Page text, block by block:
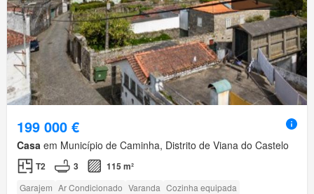
199 000 €
Casa em Município de Caminha, Distrito de Viana do Castelo
T2 3 115 m²
Garajem Ar Condicionado Varanda Cozinha equipada